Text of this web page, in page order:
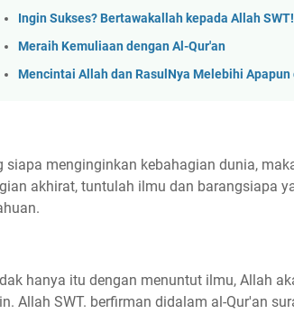
Ingin Sukses? Bertawakallah kepada Allah SWT!
Meraih Kemuliaan dengan Al-Qur'an
Mencintai Allah dan RasulNya Melebihi Apapun
siapa menginginkan kebahagian dunia,
akhirat, tuntulah ilmu dan barangsiapa
hanya itu dengan menuntut ilmu, Allah
Allah SWT. berfirman didalam al-Qur'an